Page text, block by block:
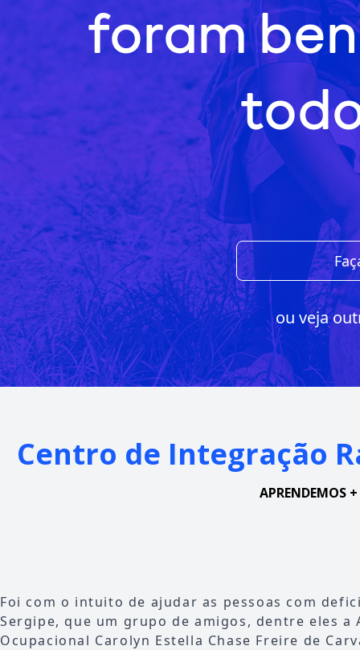
foram
ou veja
Centro de Integração
APRENDEMOS +
Foi com o intuito de ajudar as pessoas com
Sergipe, que um grupo de amigos, dentre eles a
Ocupacional Carolyn Estella Chase Freire de